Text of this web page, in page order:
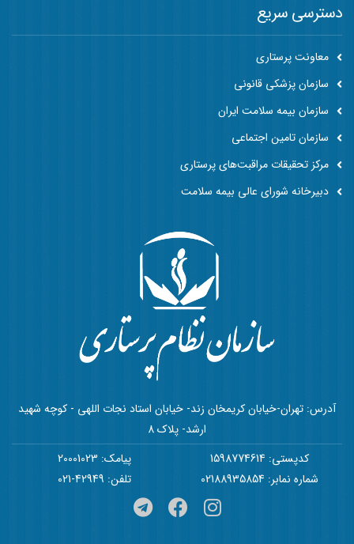
آدرس: تهران-خیابان کریمخان زند- خیابان استاد نجات اللهی - کوچه شهید
ارشد- پلاک 8
کدپستی: 1598774614
پیامک: 20001023
شماره نمابر: 02188935854
تلفن: 42949-021
دسترسی سریع
معاونت پرستاری
سازمان پزشکی قانونی
سازمان بیمه سلامت ایران
سازمان تامین اجتماعی
مرکز تحقیقات مراقبت‌های پرستاری
دبیرخانه شورای عالی بیمه سلامت